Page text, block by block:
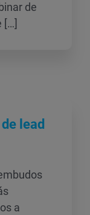
de
[…]
lead
a